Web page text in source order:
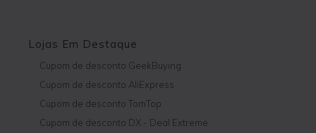
Lojas Em Destaque
Cupom de desconto GeekBuying
Cupom de desconto AliExpress
Cupom de desconto TomTop
Cupom de desconto DX - Deal Extreme